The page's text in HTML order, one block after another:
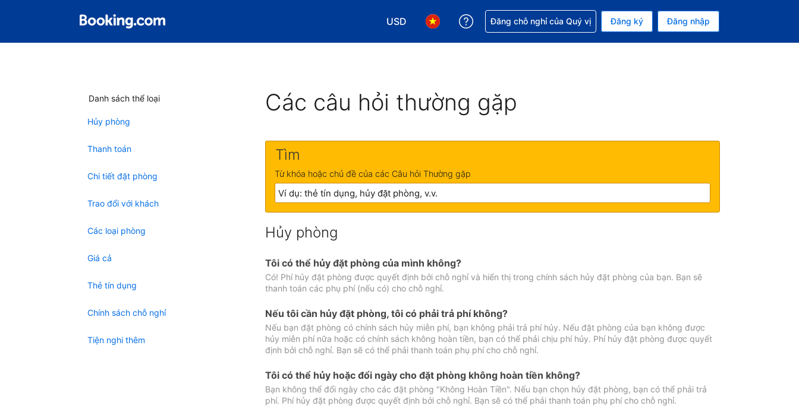
USD
Chọn loại tiền tệ của bạn. Loại tiền tệ hiện tại của bạn là Đô la Mỹ
Chọn ngôn ngữ của bạn. Ngôn ngữ hiện tại của bạn là Tiếng Việt
Nhận trợ giúp với đặt chỗ
Đăng chỗ nghỉ của Quý vị Đăng ký Đăng nhập
Danh sách thể loại
Hủy phòng
Thanh toán
Chi tiết đặt phòng
Trao đổi với khách
Các loại phòng
Giá cả
Thẻ tín dụng
Chính sách chỗ nghỉ
Tiện nghi thêm
Các câu hỏi thường gặp
Tìm
Từ khóa hoặc chủ đề của các Câu hỏi Thường gặp
Hủy phòng
Tôi có thể hủy đặt phòng của mình không?
Có! Phí hủy đặt phòng được quyết định bởi chỗ nghỉ và hiển thị trong chính sách hủy đặt phòng của bạn. Bạn sẽ
thanh toán các phụ phí (nếu có) cho chỗ nghỉ.
Nếu tôi cần hủy đặt phòng, tôi có phải trả phí không?
Nếu bạn đặt phòng có chính sách hủy miễn phí, bạn không phải trả phí hủy. Nếu đặt phòng của bạn không được
hủy miễn phí nữa hoặc có chính sách không hoàn tiền, bạn có thể phải chịu phí hủy. Phí hủy đặt phòng được quyết
định bởi chỗ nghỉ. Bạn sẽ có thể phải thanh toán phụ phí cho chỗ nghỉ.
Tôi có thể hủy hoặc đổi ngày cho đặt phòng không hoàn tiền không?
Bạn không thể đổi ngày cho các đặt phòng "Không Hoàn Tiền". Nếu bạn chọn hủy đặt phòng, bạn có thể phải trả
phí. Phí hủy đặt phòng được quyết định bởi chỗ nghỉ. Bạn sẽ có thể phải thanh toán phụ phí cho chỗ nghỉ.